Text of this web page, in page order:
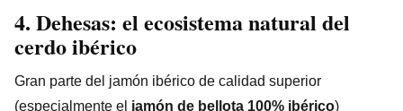
4. Dehesas: el ecosistema natural del
cerdo ibérico
Gran parte del jamón ibérico de calidad superior
(especialmente el jamón de bellota 100% ibérico)